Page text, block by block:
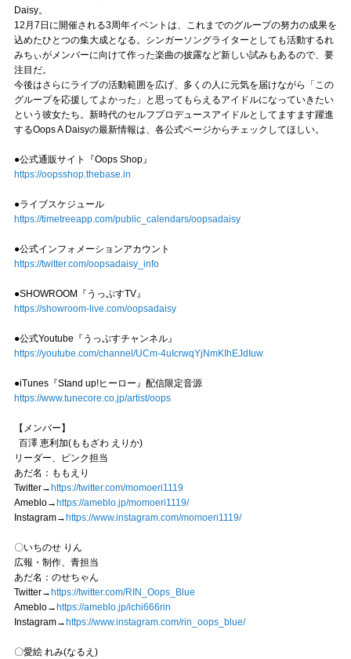
Daisy。
12月7日に開催される3周年イベントは、これまでのグループの努力の成果を
込めたひとつの集大成となる。シンガーソングライターとしても活動するれ
みちぃがメンバーに向けて作った楽曲の披露など新しい試みもあるので、要
注目だ。
今後はさらにライブの活動範囲を広げ、多くの人に元気を届けながら「この
グループを応援してよかった」と思ってもらえるアイドルになっていきたい
という彼女たち。新時代のセルフプロデュースアイドルとしてますます躍進
するOops A Daisyの最新情報は、各公式ページからチェックしてほしい。
●公式通販サイト『Oops Shop』
https://oopsshop.thebase.in
●ライブスケジュール
https://timetreeapp.com/public_calendars/oopsadaisy
●公式インフォメーションアカウント
https://twitter.com/oopsadaisy_info
●SHOWROOM『うっぷすTV』
https://showroom-live.com/oopsadaisy
●公式Youtube『うっぷすチャンネル』
https://youtube.com/channel/UCm-4uIcrwqYjNmKIhEJdIuw
●iTunes『Stand up!ヒーロー』配信限定音源
https://www.tunecore.co.jp/artist/oops
【メンバー】
百澤 恵利加(ももざわ えりか)
リーダー、ピンク担当
あだ名：ももえり
Twitter→ https://twitter.com/momoeri1119
Ameblo→ https://ameblo.jp/momoeri1119/
Instagram→ https://www.instagram.com/momoeri1119/
〇いちのせ りん
広報・制作、青担当
あだ名：のせちゃん
Twitter→ https://twitter.com/RIN_Oops_Blue
Ameblo→ https://ameblo.jp/ichi666rin
Instagram→ https://www.instagram.com/rin_oops_blue/
〇愛絵 れみ(なるえ)